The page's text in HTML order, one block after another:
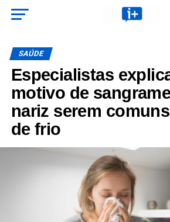
SAÚDE
Especialistas
motivo de
nariz serem
de frio